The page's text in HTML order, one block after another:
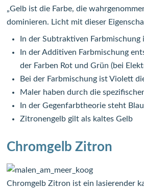
„Gelb ist die Farbe, die
dominieren. Licht mit dieser
In der Subtraktiven
In der Additiven Farbmischung
der Farben Rot und Grün (bei
Bei der Farbmischung ist Violett
Maler haben durch die
In der Gegenfarbtheorie steht
Zitronengelb gilt als kaltes Gelb
Chromgelb Zitron
Chromgelb Zitron ist ein lasierender